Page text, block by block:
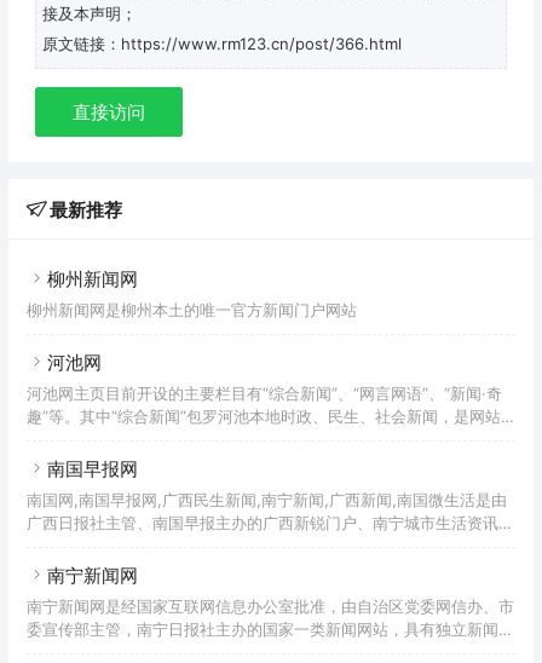
接及本声明；
原文链接：https://www.rm123.cn/post/366.html
直接访问
最新推荐
柳州新闻网
柳州新闻网是柳州本土的唯一官方新闻门户网站
河池网
河池网主页目前开设的主要栏目有“综合新闻”、“网言网语”、“新闻·奇
趣”等。其中“综合新闻”包罗河池本地时政、民生、社会新闻，是网站
式。“先网后报”是指河池网当天新闻，只有一部分是从当天的河池日报
后报”的模式，突出了互联网的时效性优势。
南国早报网
南国网,南国早报网,广西民生新闻,南宁新闻,广西新闻,南国微生活是由
广西日报社主管、南国早报主办的广西新锐门户、南宁城市生活资讯门
南宁新闻网
南宁新闻网是经国家互联网信息办公室批准，由自治区党委网信办、市
委宣传部主管，南宁日报社主办的国家一类新闻网站，具有独立新闻采